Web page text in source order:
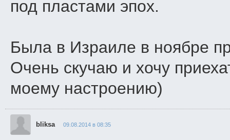
под пластами эпох.
Была в Израиле в ноябре
Очень скучаю и хочу
моему настроению)
bliksa 09.08.2014 в 08:35